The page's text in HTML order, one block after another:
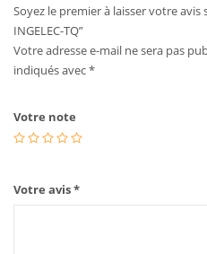
Soyez le premier à laisser votre avis
INGELEC-TQ”
Votre adresse e-mail ne sera pas
indiqués avec*
Votre note
Votre avis*